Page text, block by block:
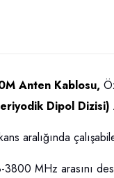
Anten Kablosu,
Dipol
aralığında
3800 MHz arasını